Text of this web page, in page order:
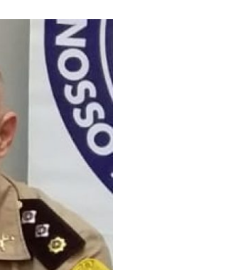
CIENTÍFICA,
BOLETIM E
REVISTAS
JUSTIÇA
EDITAIS
ELEIÇÕES
ELEIÇÕES 2024 -
MUNICIPIOS NO
PARANÁ
PRÊMIO BOAS
PRÁTICAS - 2025